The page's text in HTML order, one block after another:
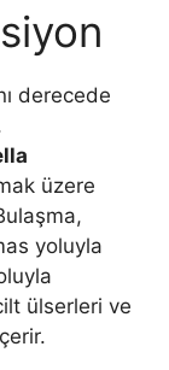
derecede
üzere
yoluyla
ülserleri ve